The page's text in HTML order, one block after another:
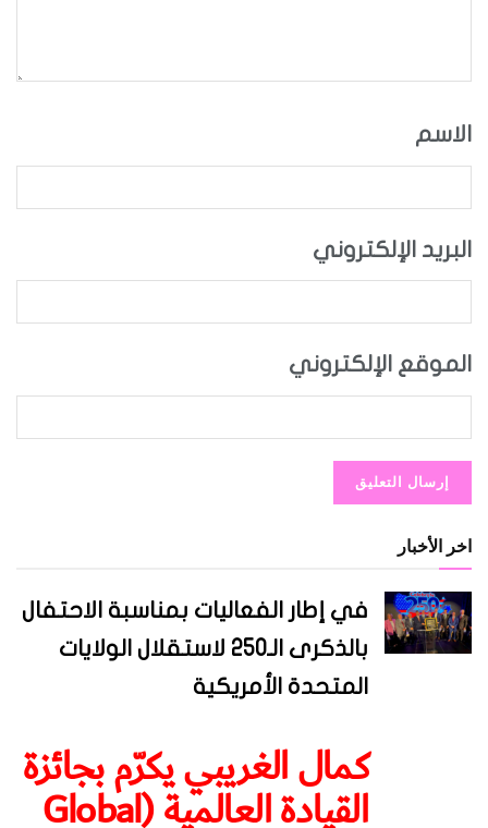
الاسم
البريد الإلكتروني
الموقع الإلكتروني
اخر الأخبار
في إطار الفعاليات بمناسبة الاحتفال
بالذكرى الـ250 لاستقلال الولايات
المتحدة الأمريكية
كمال الغريبي يكرّم بجائزة
القيادة العالمية (Global